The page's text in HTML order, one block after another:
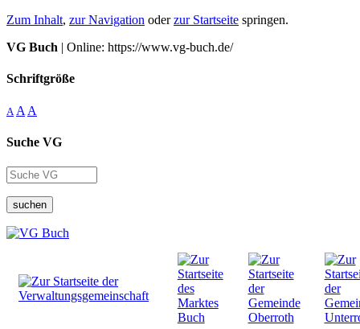
Zum Inhalt, zur Navigation oderzur Startseite springen.
VG Buch | Online: https://www.vg-buch.de/
Schriftgröße
A A A
Suche VG
suchen